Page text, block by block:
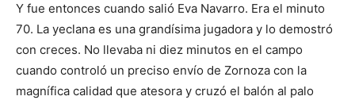
Y fue entonces cuando salió Eva Navarro. Era el minuto
70. La yeclana es una grandísima jugadora y lo demostró
con creces. No llevaba ni diez minutos en el campo
cuando controló un preciso envío de Zornoza con la
magnífica calidad que atesora y cruzó el balón al palo